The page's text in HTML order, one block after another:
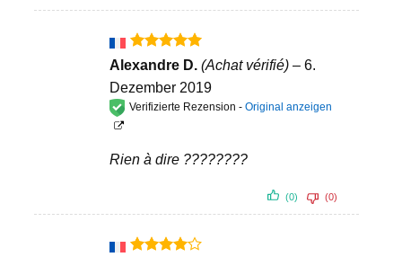
Bewertet
5
Alexandre D.(Achat vérifié) – 6.
Dezember 2019
Verifizierte Rezension -Original anzeigen
Rien à dire ????????
(0) (0)